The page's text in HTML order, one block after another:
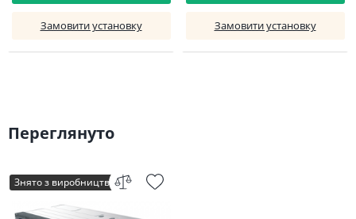
Замовити установку Замовити установку
Переглянуто
Знято з виробництва